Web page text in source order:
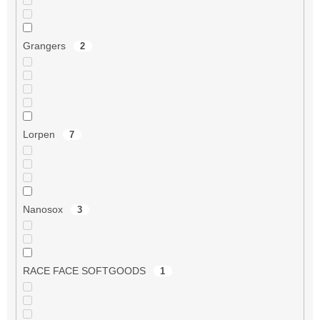
Grangers 2
Lorpen 7
Nanosox 3
RACE FACE SOFTGOODS 1